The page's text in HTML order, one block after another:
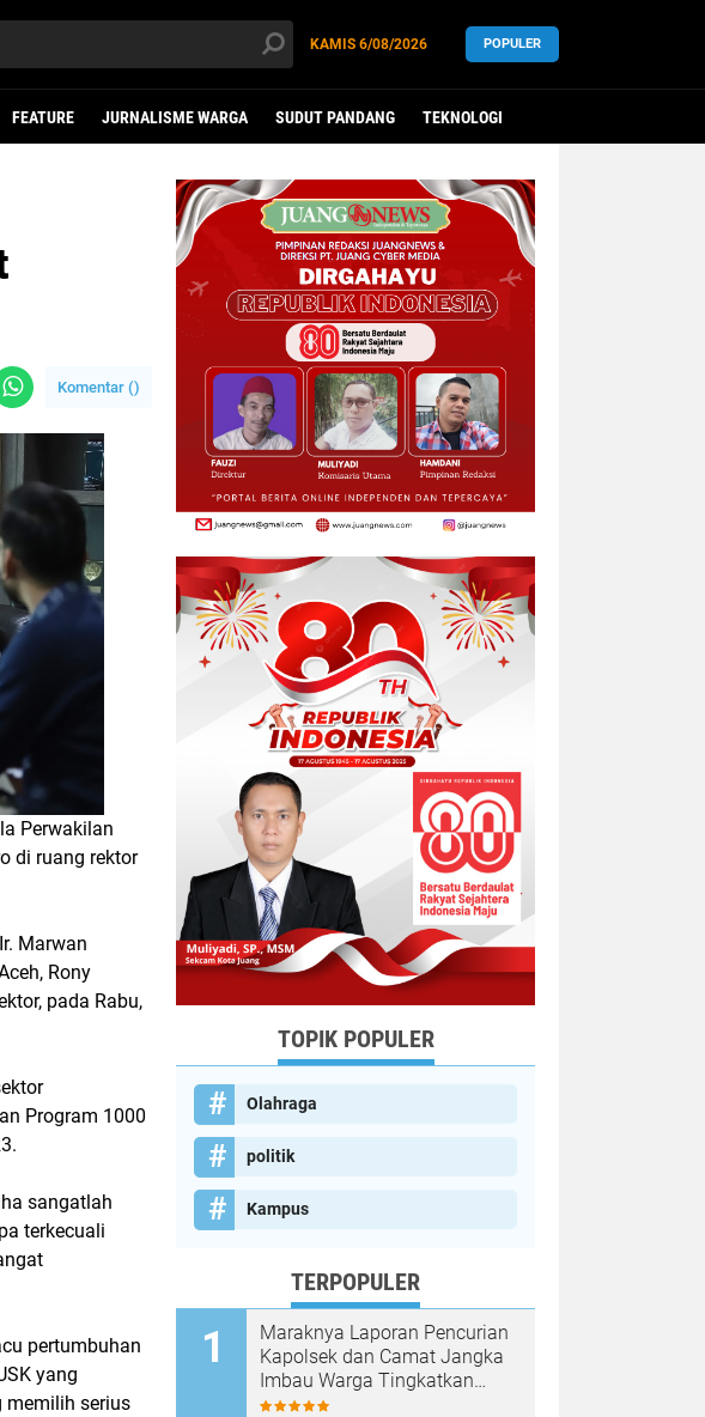
KAMIS 6/08/2026 POPULER
FEATURE JURNALISME WARGA SUDUT PANDANG TEKNOLOGI
Komentar ()
Perwakilan
di ruang rektor
Marwan
Rony
pada Rabu,
Program 1000
sangatlah
terkecuali
pertumbuhan
yang
memilih serius
TOPIK POPULER
Olahraga
politik
Kampus
TERPOPULER
Maraknya Laporan Pencurian
Kapolsek dan Camat Jangka
Imbau Warga Tingkatkan
Kewaspadaan